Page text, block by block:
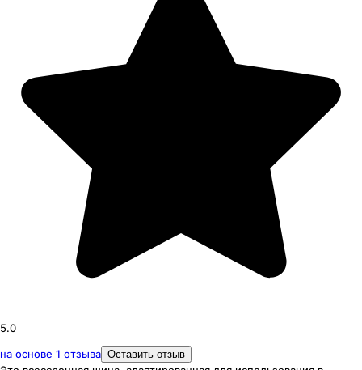
5.0
на основе 1 отзыва Оставить отзыв